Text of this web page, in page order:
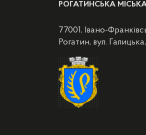
РОГАТИНСЬКА
77001, Івано-
Рогатин, вул.